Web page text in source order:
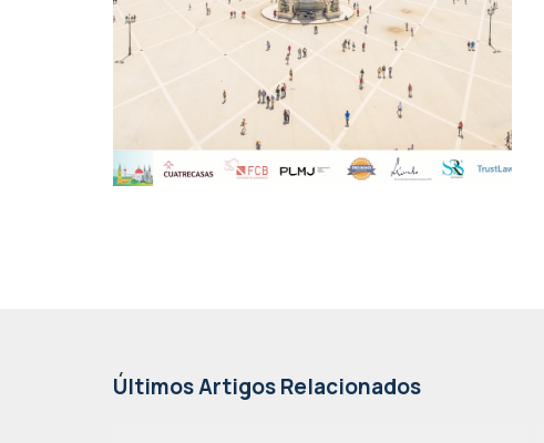
Últimos Artigos Relacionados